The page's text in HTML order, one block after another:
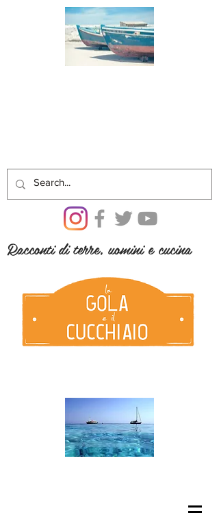
Racconti di terre, uomini e cucina